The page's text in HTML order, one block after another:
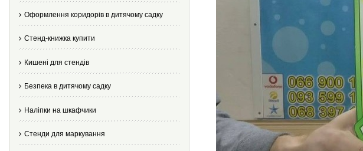
Оформлення коридорів в дитячому садку
Стенд-книжка купити
Кишені для стендів
Безпека в дитячому садку
Наліпки на шкафчики
Стенди для маркування